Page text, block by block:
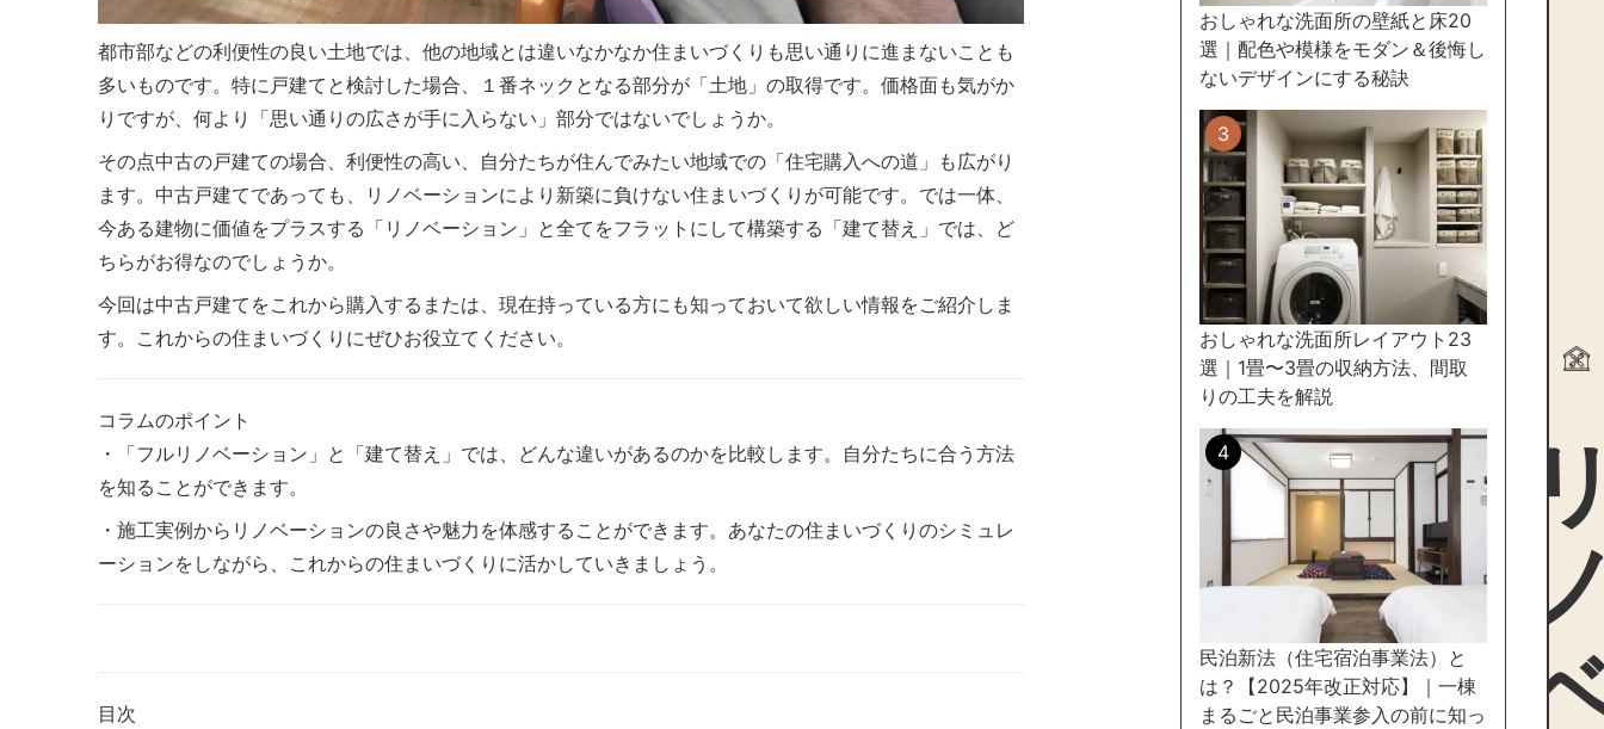
都市部などの利便性の良い土地では、他の地域とは違いなかなか住まいづくりも思い通りに進まないことも
多いものです。特に戸建てと検討した場合、１番ネックとなる部分が「土地」の取得です。価格面も気がか
りですが、何より「思い通りの広さが手に入らない」部分ではないでしょうか。
その点中古の戸建ての場合、利便性の高い、自分たちが住んでみたい地域での「住宅購入への道」も広がり
ます。中古戸建てであっても、リノベーションにより新築に負けない住まいづくりが可能です。では一体、
今ある建物に価値をプラスする「リノベーション」と全てをフラットにして構築する「建て替え」では、ど
ちらがお得なのでしょうか。
今回は中古戸建てをこれから購入するまたは、現在持っている方にも知っておいて欲しい情報をご紹介しま
す。これからの住まいづくりにぜひお役立てください。
コラムのポイント
・「フルリノベーション」と「建て替え」では、どんな違いがあるのかを比較します。自分たちに合う方法
を知ることができます。
・施工実例からリノベーションの良さや魅力を体感することができます。あなたの住まいづくりのシミュレ
ーションをしながら、これからの住まいづくりに活かしていきましょう。
目次
おしゃれな洗面所の壁紙と床20
選｜配色や模様をモダン＆後悔し
ないデザインにする秘訣
おしゃれな洗面所レイアウト23
選｜1畳〜3畳の収納方法、間取
りの工夫を解説
民泊新法（住宅宿泊事業法）と
は？【2025年改正対応】｜一棟
まるごと民泊事業参入の前に知っ
リ